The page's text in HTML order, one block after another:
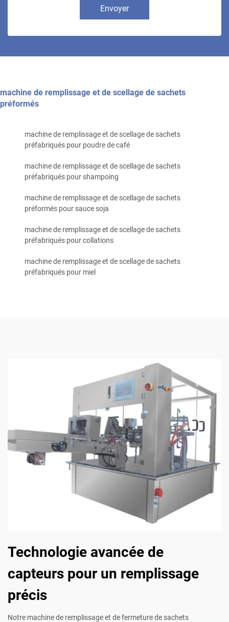
Envoyer
machine de remplissage et de scellage de sachets
préformés
machine de remplissage et de scellage de sachets
préfabriqués pour poudre de café
machine de remplissage et de scellage de sachets
préfabriqués pour shampoing
machine de remplissage et de scellage de sachets
préformés pour sauce soja
machine de remplissage et de scellage de sachets
préfabriqués pour collations
machine de remplissage et de scellage de sachets
préfabriqués pour miel
Technologie avancée de
capteurs pour un remplissage
précis
Notre machine de remplissage et de fermeture de sachets